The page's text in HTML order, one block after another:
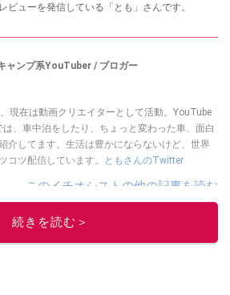
ビューを発信している「とも」さんです。
ャンプ系YouTuber / ブロガー
現在は動画クリエイターとして活動。YouTube
は、車中泊をしたり、ちょっと変わった車、面白
介してます。生活は豊かにならないけど、世界
コツ配信しています。
ともさんのTwitter
このイチオシストの他の記事を読む
続きを読む＞